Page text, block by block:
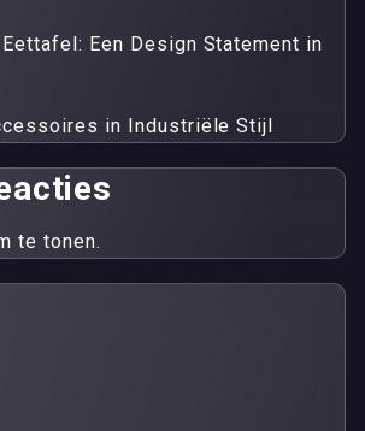
Een Design Statement in
in Industriële Stijl
te tonen.